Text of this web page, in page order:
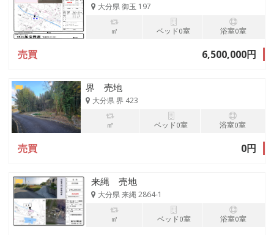
大分県 御玉 197
㎡ ベッド0室 浴室0室
売買 6,500,000円
界 売地
大分県 界 423
㎡ ベッド0室 浴室0室
売買 0円
来縄 売地
大分県 来縄 2864-1
㎡ ベッド0室 浴室0室